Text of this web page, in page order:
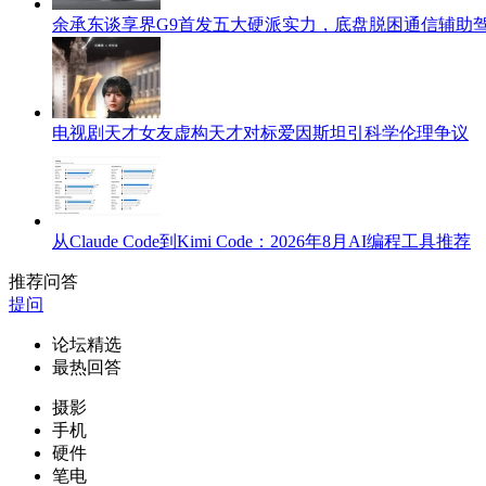
余承东谈享界G9首发五大硬派实力，底盘脱困通信辅助
电视剧天才女友虚构天才对标爱因斯坦引科学伦理争议
从Claude Code到Kimi Code：2026年8月AI编程工具推荐
推荐问答
提问
论坛精选
最热回答
摄影
手机
硬件
笔电